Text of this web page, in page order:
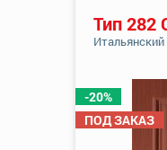
-20%
ПОД ЗАКАЗ
Тип 282
Итальянский